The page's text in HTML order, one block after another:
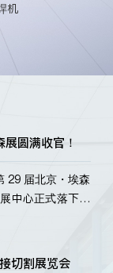
机
圆满收官！
29 届北京・埃森
中心正式落下帷
户、行业伙伴、
切割展览会